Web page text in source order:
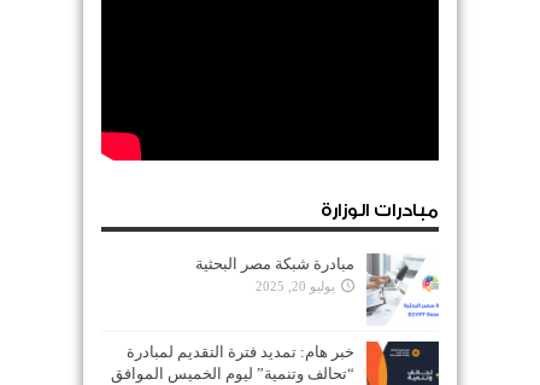
مبادرات الوزارة
مبادرة شبكة مصر البحثية
يوليو 20, 2025
خبر هام: تمديد فترة التقديم لمبادرة
“تحالف وتنمية” ليوم الخميس الموافق